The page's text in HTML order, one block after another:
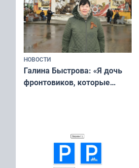
НОВОСТИ
Галина Быстрова: «Я дочь
фронтовиков, которые